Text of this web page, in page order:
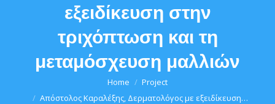
εξειδίκευση στην
τριχόπτωση και τη
μεταμόσχευση μαλλιών
Home
Project
Απόστολος Καραλέξης, Δερματολόγος με εξειδίκευση…